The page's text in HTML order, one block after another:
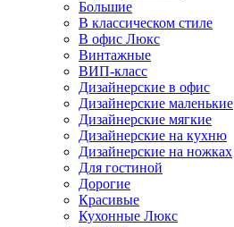
Большие
В классическом стиле
В офис Люкс
Винтажные
ВИП-класс
Дизайнерские в офис
Дизайнерские маленькие
Дизайнерские мягкие
Дизайнерские на кухню
Дизайнерские на ножках
Для гостиной
Дорогие
Красивые
Кухонные Люкс